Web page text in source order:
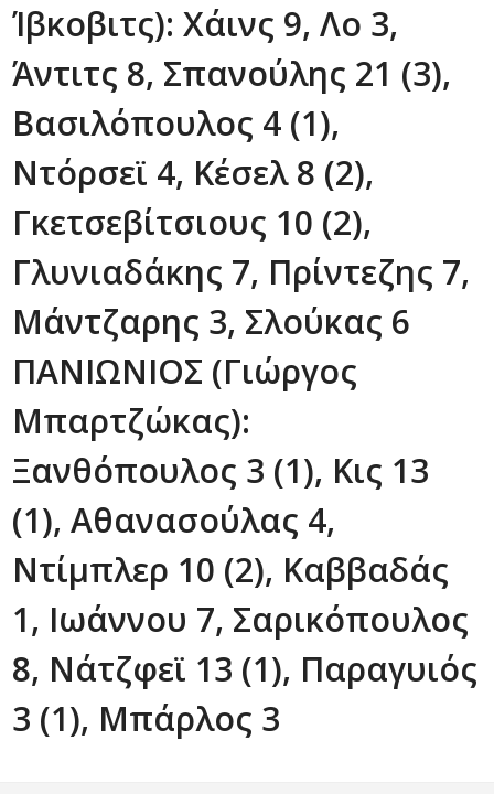
Ίβκοβιτς): Χάινς 9, Λο 3,
Άντιτς 8, Σπανούλης 21 (3),
Βασιλόπουλος 4 (1),
Ντόρσεϊ 4, Κέσελ 8 (2),
Γκετσεβίτσιους 10 (2),
Γλυνιαδάκης 7, Πρίντεζης 7,
Μάντζαρης 3, Σλούκας 6
ΠΑΝΙΩΝΙΟΣ (Γιώργος
Μπαρτζώκας):
Ξανθόπουλος 3 (1), Κις 13
(1), Αθανασούλας 4,
Ντίμπλερ 10 (2), Καββαδάς
1, Ιωάννου 7, Σαρικόπουλος
8, Νάτζφεϊ 13 (1), Παραγυιός
3 (1), Μπάρλος 3